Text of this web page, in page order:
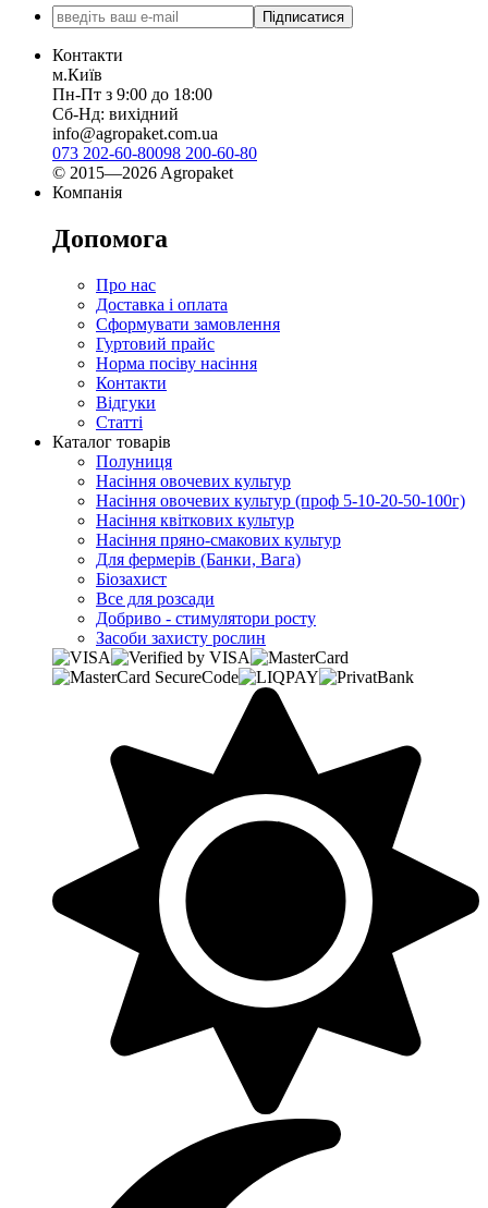
Підписатися
Контакти
м.Київ
Пн-Пт з 9:00 до 18:00
Сб-Нд: вихідний
info@agropaket.com.ua
073 202-60-80098 200-60-80
© 2015—2026 Agropaket
Компанія
Допомога
Про нас
Доставка і оплата
Сформувати замовлення
Гуртовий прайс
Норма посіву насіння
Контакти
Відгуки
Статті
Каталог товарів
Полуниця
Насіння овочевих культур
Насіння овочевих культур (проф 5-10-20-50-100г)
Насіння квіткових культур
Насіння пряно-смакових культур
Для фермерів (Банки, Вага)
Біозахист
Все для розсади
Добриво - стимулятори росту
Засоби захисту рослин